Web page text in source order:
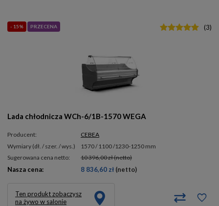
- 15% PRZECENA
Lada chłodnicza WCh-6/1B-1570 WEGA
Producent:
CEBEA
wymiary (dł. / szer. / wys.)
1570 / 1100 /1230-1250 mm
Sugerowana cena netto:
10 396,00 zł(netto)
Nasza cena: 8 836,60 zł (netto)
(3)
Ten produkt zobaczysz
na żywo w salonie